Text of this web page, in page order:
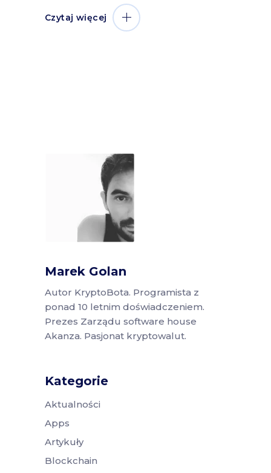
Czytaj więcej
Marek Golan
Autor KryptoBota. Programista z
ponad 10 letnim doświadczeniem.
Prezes Zarządu software house
Akanza. Pasjonat kryptowalut.
Kategorie
Aktualności
Apps
Artykuły
Blockchain